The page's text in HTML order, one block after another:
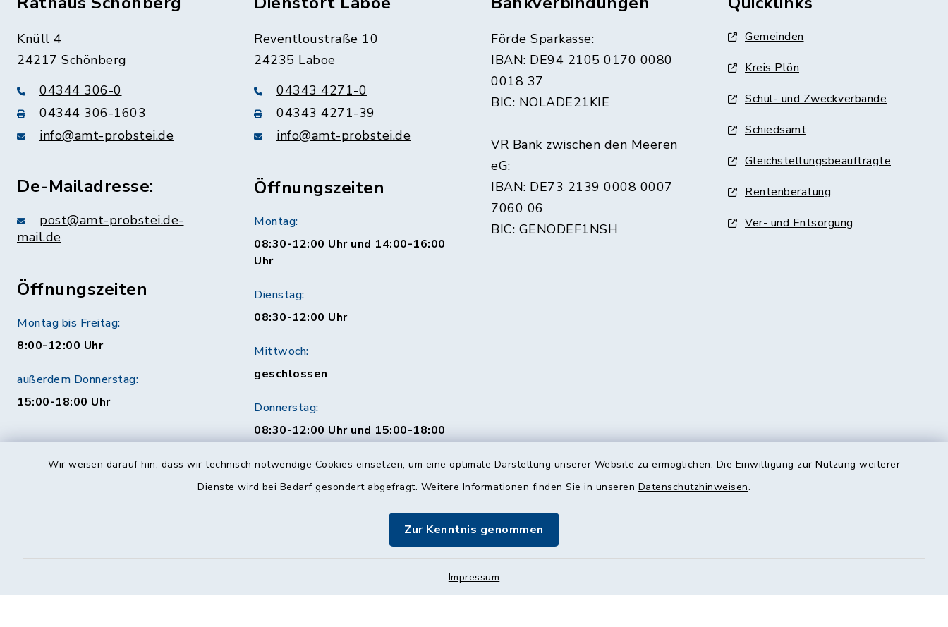
Wir weisen darauf hin, dass wir technisch notwendige Cookies einsetzen, um eine optimale Darstellung unserer Website zu ermöglichen. Die Einwilligung zur Nutzung weiterer
Dienste wird bei Bedarf gesondert abgefragt. Weitere Informationen finden Sie in unseren Datenschutzhinweisen.
Zur Kenntnis genommen
Impressum
Knüll 4
24217 Schönberg
04344 306-0
04344 306-1603
info@amt-probstei.de
De-Mailadresse:
post@amt-probstei.de-
mail.de
Öffnungszeiten
Montag bis Freitag:
8:00-12:00 Uhr
außerdem Donnerstag:
15:00-18:00 Uhr
Reventloustraße 10
24235 Laboe
04343 4271-0
04343 4271-39
info@amt-probstei.de
Öffnungszeiten
Montag:
08:30-12:00 Uhr und 14:00-16:00
Uhr
Dienstag:
08:30-12:00 Uhr
Mittwoch:
geschlossen
Donnerstag:
08:30-12:00 Uhr und 15:00-18:00
Uhr
Freitag:
Förde Sparkasse:
IBAN: DE94 2105 0170 0080
0018 37
BIC: NOLADE21KIE
VR Bank zwischen den Meeren
eG:
IBAN: DE73 2139 0008 0007
7060 06
BIC: GENODEF1NSH
Gemeinden
Kreis Plön
Schul- und Zweckverbände
Schiedsamt
Gleichstellungsbeauftragte
Rentenberatung
Ver- und Entsorgung